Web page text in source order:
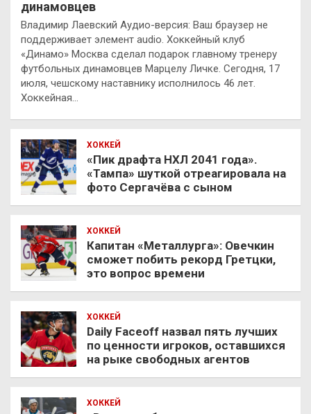
динамовцев
Владимир Лаевский Аудио-версия: Ваш браузер не
поддерживает элемент audio. Хоккейный клуб
«Динамо» Москва сделал подарок главному тренеру
футбольных динамовцев Марцелу Личке. Сегодня, 17
июля, чешскому наставнику исполнилось 46 лет.
Хоккейная…
ХОККЕЙ
«Пик драфта НХЛ 2041 года».
«Тампа» шуткой отреагировала на
фото Сергачёва с сыном
ХОККЕЙ
Капитан «Металлурга»: Овечкин
сможет побить рекорд Гретцки,
это вопрос времени
ХОККЕЙ
Daily Faceoff назвал пять лучших
по ценности игроков, оставшихся
на рыке свободных агентов
ХОККЕЙ